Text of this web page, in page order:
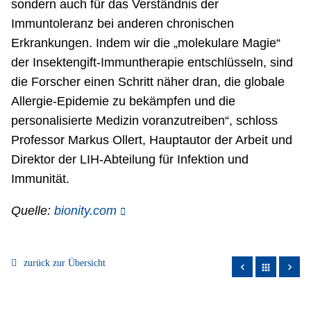
sondern auch für das Verständnis der
Immuntoleranz bei anderen chronischen
Erkrankungen. Indem wir die „molekulare Magie“
der Insektengift-Immuntherapie entschlüsseln, sind
die Forscher einen Schritt näher dran, die globale
Allergie-Epidemie zu bekämpfen und die
personalisierte Medizin voranzutreiben“, schloss
Professor Markus Ollert, Hauptautor der Arbeit und
Direktor der LIH-Abteilung für Infektion und
Immunität.
Quelle: bionity.com
zurück zur Übersicht apps